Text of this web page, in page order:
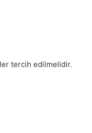
tercih edilmelidir.